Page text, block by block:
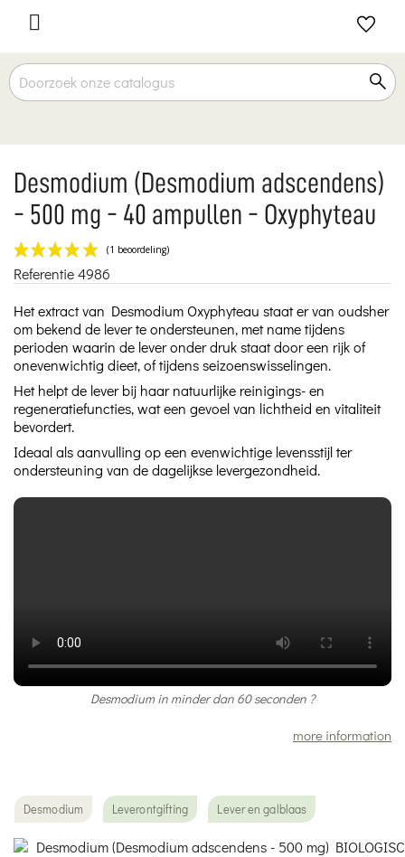

Desmodium (Desmodium adscendens)
- 500 mg - 40 ampullen - Oxyphyteau
Referentie4986
Het extract van Desmodium Oxyphyteau staat er van oudsher
om bekend de lever te ondersteunen, met name tijdens
perioden waarin de lever onder druk staat door een rijk of
onevenwichtig dieet, of tijdens seizoenswisselingen.
Het helpt de lever bij haar natuurlijke reinigings- en
regeneratiefuncties, wat een gevoel van lichtheid en vitaliteit
bevordert.
Ideaal als aanvulling op een evenwichtige levensstijl ter
ondersteuning van de dagelijkse levergezondheid.
Desmodium in minder dan 60 seconden ?
more information
Desmodium Leverontgifting Lever en galblaas